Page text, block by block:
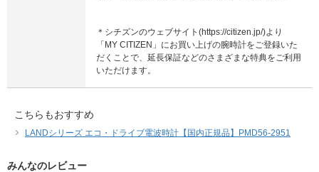
＊シチズンのウェブサイト(https://citizen.jp/)より
「MY CITIZEN」にお買い上げの腕時計をご登録いた
だくことで、延長保証などのさまざまな特典をご利用
いただけます。
こちらもおすすめ
LANDシリーズ エコ・ドライブ電波時計【国内正規品】PMD56-2951
みんなのレビュー